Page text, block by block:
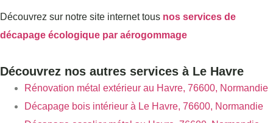
Découvrez sur notre site internet tous nos services de
décapage écologique par aérogommage
Découvrez nos autres services à Le Havre
Rénovation métal extérieur au Havre, 76600, Normandie
Décapage bois intérieur à Le Havre, 76600, Normandie